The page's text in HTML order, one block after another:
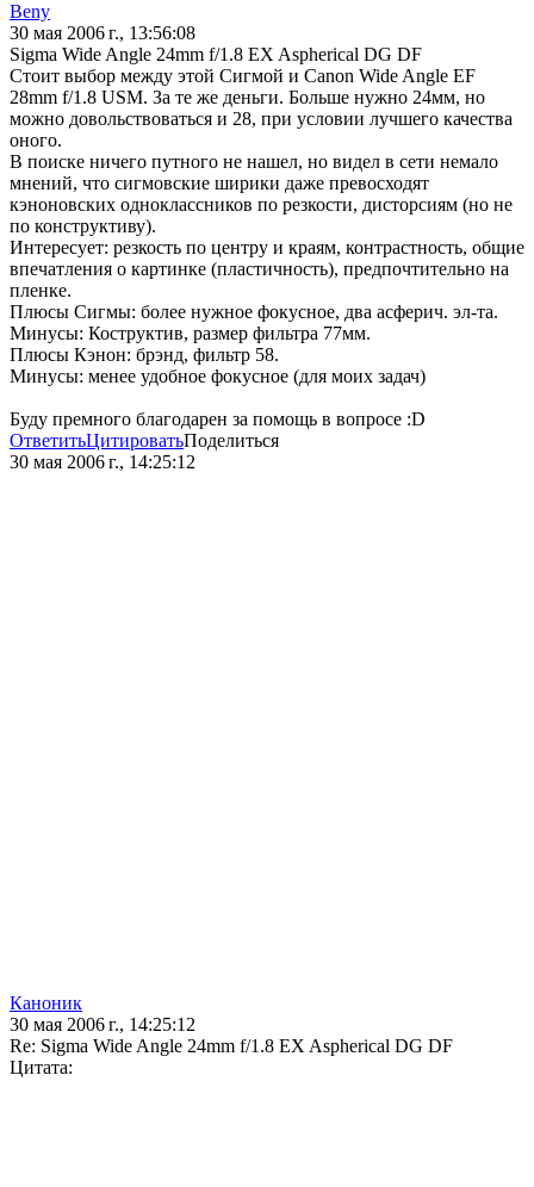
Beny
30 мая 2006 г., 13:56:08
Sigma Wide Angle 24mm f/1.8 EX Aspherical DG DF
Стоит выбор между этой Сигмой и Canon Wide Angle EF
28mm f/1.8 USM. За те же деньги. Больше нужно 24мм, но
можно довольствоваться и 28, при условии лучшего качества
оного.
В поиске ничего путного не нашел, но видел в сети немало
мнений, что сигмовские ширики даже превосходят
кэноновских одноклассников по резкости, дисторсиям (но не
по конструктиву).
Интересует: резкость по центру и краям, контрастность, общие
впечатления о картинке (пластичность), предпочтительно на
пленке.
Плюсы Сигмы: более нужное фокусное, два асферич. эл-та.
Минусы: Коструктив, размер фильтра 77мм.
Плюсы Кэнон: брэнд, фильтр 58.
Минусы: менее удобное фокусное (для моих задач)
Буду премного благодарен за помощь в вопросе :D
ОтветитьЦитироватьПоделиться
30 мая 2006 г., 14:25:12
Каноник
30 мая 2006 г., 14:25:12
Re: Sigma Wide Angle 24mm f/1.8 EX Aspherical DG DF
Цитата: